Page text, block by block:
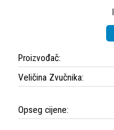
Proizvođač:
Veličina Zvučnika:
Opseg cijene: